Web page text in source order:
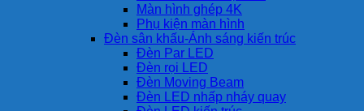
Màn hình ghép 4K
Phụ kiện màn hình
Đèn sân khấu-Ánh sáng kiến trúc
Đèn Par LED
Đèn rọi LED
Đèn Moving Beam
Đèn LED nhấp nháy quay